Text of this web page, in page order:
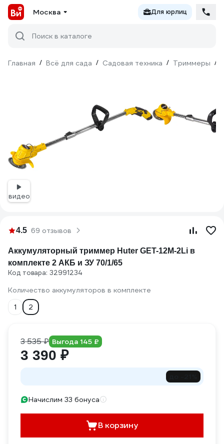
Москва Для юрлиц
Поиск в каталоге
Главная / Всё для сада / Садовая техника / Триммеры /
видео
4.5 69 отзывов
Аккумуляторный триммер Huter GET-12M-2Li в
комплекте 2 АКБ и ЗУ 70/1/65
Код товара: 32991234
Количество аккумуляторов в комплекте
1
2
3 535 ₽ Выгода 145 ₽
3 390 ₽
Начислим 33 бонуса
В корзину